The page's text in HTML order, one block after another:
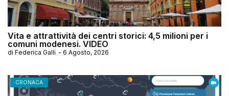
Vita e attrattività dei centri storici: 4,5 milioni per i
comuni modenesi. VIDEO
di Federica Galli - 6 Agosto, 2026
CRONACA